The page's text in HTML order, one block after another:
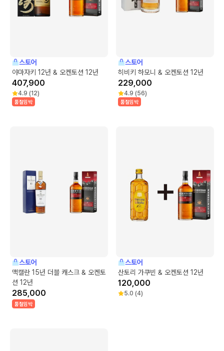
스토어
야마자키 12년 & 오켄토션 12년
407,900
4.9 (12)
품절임박
스토어
히비키 하모니 & 오켄토션 12년
229,000
4.9 (56)
품절임박
스토어
맥캘란 15년 더블 캐스크 & 오켄토
션 12년
285,000
품절임박
스토어
산토리 가쿠빈 & 오켄토션 12년
120,000
5.0 (4)